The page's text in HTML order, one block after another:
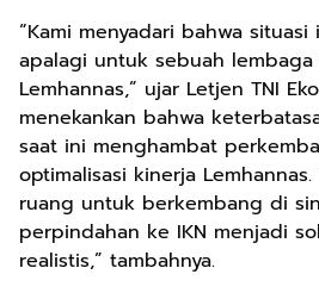
“Kami menyadari bahwa
apalagi untuk sebuah
Lemhannas,” ujar Letjen TNI
menekankan bahwa
saat ini menghambat
optimalisasi kinerja
ruang untuk berkembang di
perpindahan ke IKN menjadi
realistis,” tambahnya.